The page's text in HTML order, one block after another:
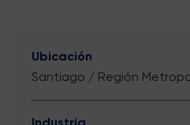
Ubicación
Santiago / Región